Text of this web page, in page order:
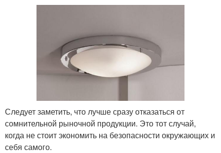
Следует заметить, что лучше сразу отказаться от
сомнительной рыночной продукции. Это тот случай,
когда не стоит экономить на безопасности окружающих и
себя самого.